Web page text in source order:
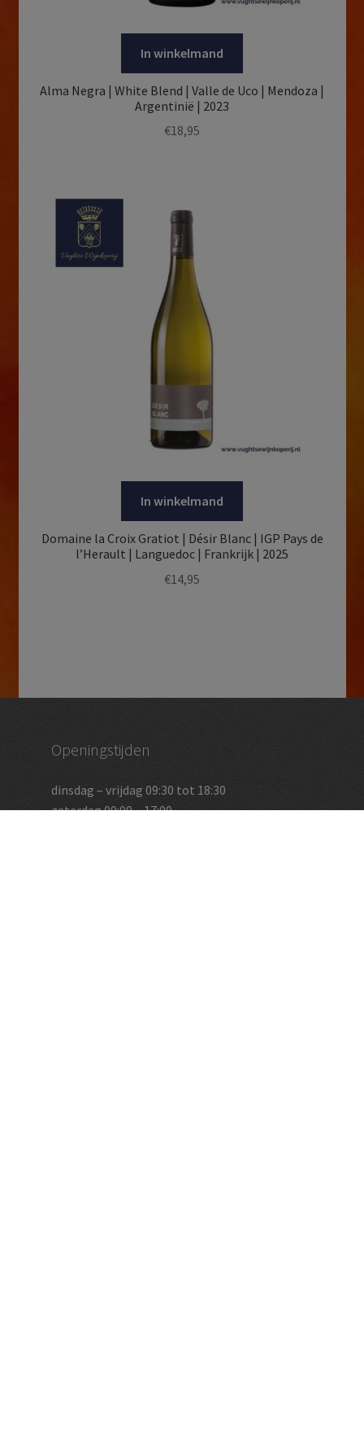
In winkelmand
Alma Negra | White Blend | Valle de Uco | Mendoza |
Argentinië | 2023
€18,95
In winkelmand
Domaine la Croix Gratiot | Désir Blanc | IGP Pays de
l’Herault | Languedoc | Frankrijk | 2025
€14,95
Openingstijden
dinsdag – vrijdag 09:30 tot 18:30
zaterdag 09:00 – 17:00